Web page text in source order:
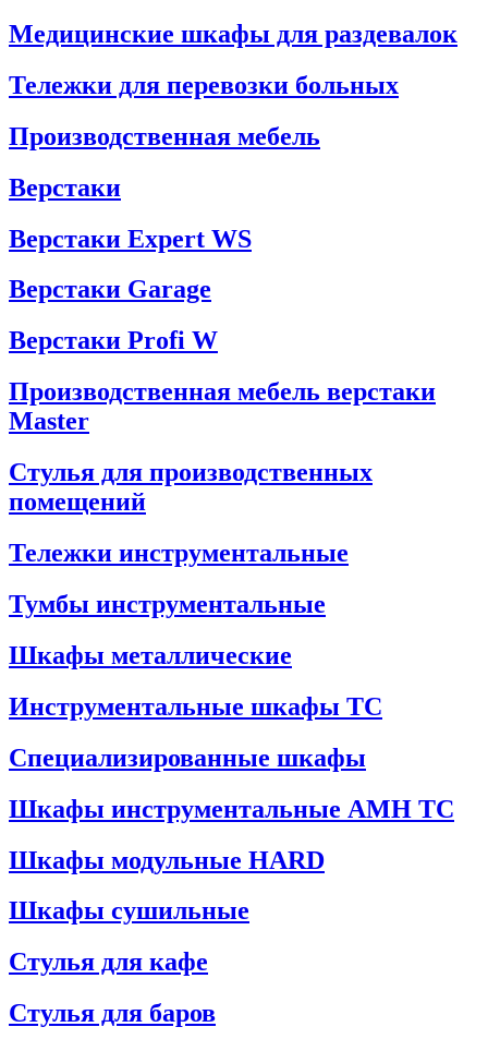
Медицинские шкафы для раздевалок
Тележки для перевозки больных
Производственная мебель
Верстаки
Верстаки Expert WS
Верстаки Garage
Верстаки Profi W
Производственная мебель верстаки
Master
Стулья для производственных
помещений
Тележки инструментальные
Тумбы инструментальные
Шкафы металлические
Инструментальные шкафы ТС
Специализированные шкафы
Шкафы инструментальные АМН ТС
Шкафы модульные HARD
Шкафы сушильные
Стулья для кафе
Стулья для баров